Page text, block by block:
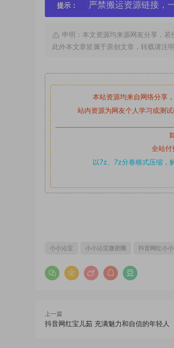
提示： 严禁搬运资源链接，
申明：本文资源均来源网友分享，
此外本文章皆属于原创文章，转载请注
本站资源均来自网络分享
站内资源为网友个人学习或测
全站付
以7z、7z分卷格式压缩，
小小沁宝 小小沁宝微密圈 抖音网红小
上一篇
抖音网红宝儿茹 充满魅力和自信的年轻人